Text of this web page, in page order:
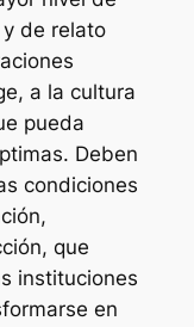
de relato
a la cultura
pueda
Deben
condiciones
que
instituciones
en